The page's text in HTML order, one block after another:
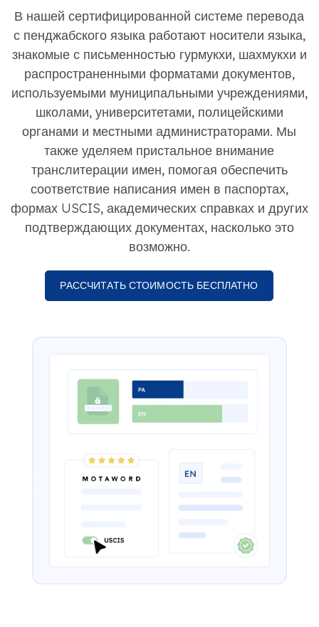
В нашей сертифицированной системе перевода
с пенджабского языка работают носители языка,
знакомые с письменностью гурмукхи, шахмукхи и
распространенными форматами документов,
используемыми муниципальными учреждениями,
школами, университетами, полицейскими
органами и местными администраторами. Мы
также уделяем пристальное внимание
транслитерации имен, помогая обеспечить
соответствие написания имен в паспортах,
формах USCIS, академических справках и других
подтверждающих документах, насколько это
возможно.
РАССЧИТАТЬ СТОИМОСТЬ БЕСПЛАТНО